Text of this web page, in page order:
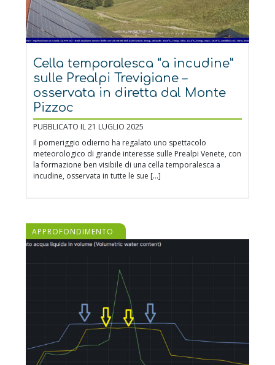
Cella temporalesca “a incudine”
sulle Prealpi Trevigiane –
osservata in diretta dal Monte
Pizzoc
PUBBLICATO IL 21 LUGLIO 2025
Il pomeriggio odierno ha regalato uno spettacolo
meteorologico di grande interesse sulle Prealpi Venete, con
la formazione ben visibile di una cella temporalesca a
incudine, osservata in tutte le sue […]
APPROFONDIMENTO